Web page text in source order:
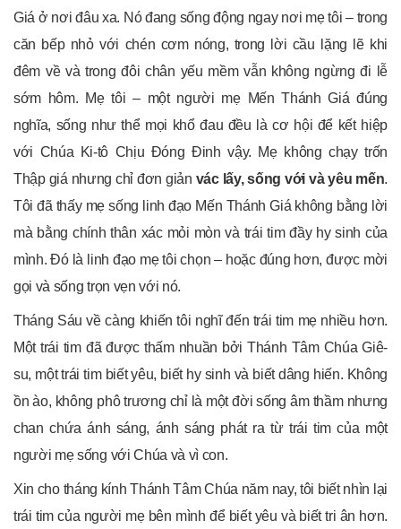
Giá ở nơi đâu xa. Nó đang sống động ngay nơi mẹ tôi – trong
căn bếp nhỏ với chén cơm nóng, trong lời cầu lặng lẽ khi
đêm về và trong đôi chân yếu mềm vẫn không ngừng đi lễ
sớm hôm. Mẹ tôi – một người mẹ Mến Thánh Giá đúng
nghĩa, sống như thể mọi khổ đau đều là cơ hội để kết hiệp
với Chúa Ki-tô Chịu Đóng Đinh vậy. Mẹ không chạy trốn
Thập giá nhưng chỉ đơn giản vác lấy, sống với và yêu mến.
Tôi đã thấy mẹ sống linh đạo Mến Thánh Giá không bằng lời
mà bằng chính thân xác mỏi mòn và trái tim đầy hy sinh của
mình. Đó là linh đạo mẹ tôi chọn – hoặc đúng hơn, được mời
gọi và sống trọn vẹn với nó.
Tháng Sáu về càng khiến tôi nghĩ đến trái tim mẹ nhiều hơn.
Một trái tim đã được thấm nhuần bởi Thánh Tâm Chúa Giê-
su, một trái tim biết yêu, biết hy sinh và biết dâng hiến. Không
ồn ào, không phô trương chỉ là một đời sống âm thầm nhưng
chan chứa ánh sáng, ánh sáng phát ra từ trái tim của một
người mẹ sống với Chúa và vì con.
Xin cho tháng kính Thánh Tâm Chúa năm nay, tôi biết nhìn lại
trái tim của người mẹ bên mình để biết yêu và biết tri ân hơn.